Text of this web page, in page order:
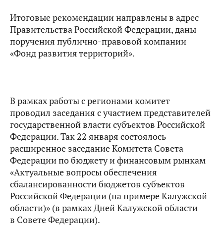
Итоговые рекомендации направлены в адрес
Правительства Российской Федерации, даны
поручения публично-правовой компании
«Фонд развития территорий».
В рамках работы с регионами комитет
проводил заседания с участием представителей
государственной власти субъектов Российской
Федерации. Так 22 января состоялось
расширенное заседание Комитета Совета
Федерации по бюджету и финансовым рынкам
«Актуальные вопросы обеспечения
сбалансированности бюджетов субъектов
Российской Федерации (на примере Калужской
области)» (в рамках Дней Калужской области
в Совете Федерации).